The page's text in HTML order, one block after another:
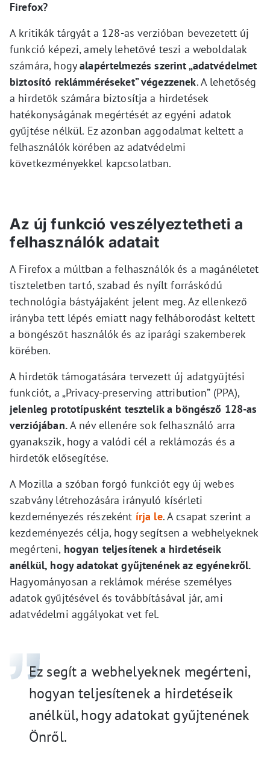
Firefox?
A kritikák tárgyát a 128-as verzióban bevezetett új
funkció képezi, amely lehetővé teszi a weboldalak
számára, hogyalapértelmezés szerint „adatvédelmet
biztosító reklámméréseket” végezzenek. A lehetőség
a hirdetők számára biztosítja a hirdetések
hatékonyságának megértését az egyéni adatok
gyűjtése nélkül. Ez azonban aggodalmat keltett a
felhasználók körében az adatvédelmi
következményekkel kapcsolatban.
Az új funkció veszélyeztetheti a
felhasználók adatait
A Firefox a múltban a felhasználók és a magánéletet
tiszteletben tartó, szabad és nyílt forráskódú
technológia bástyájaként jelent meg. Az ellenkező
irányba tett lépés emiatt nagy felháborodást keltett
a böngészőt használók és az iparági szakemberek
körében.
A hirdetők támogatására tervezett új adatgyűjtési
funkciót, a „Privacy-preserving attribution” (PPA),
jelenleg prototípusként tesztelik a böngésző 128-as
verziójában.A név ellenére sok felhasználó arra
gyanakszik, hogy a valódi cél a reklámozás és a
hirdetők elősegítése.
A Mozilla a szóban forgó funkciót egy új webes
szabvány létrehozására irányuló kísérleti
kezdeményezés részeként írja le. A csapat szerint a
kezdeményezés célja, hogy segítsen a webhelyeknek
megérteni, hogyan teljesítenek a hirdetéseik
anélkül, hogy adatokat gyűjtenének az egyénekről.
Hagyományosan a reklámok mérése személyes
adatok gyűjtésével és továbbításával jár, ami
adatvédelmi aggályokat vet fel.
Ez segít a webhelyeknek megérteni,
hogyan teljesítenek a hirdetéseik
anélkül, hogy adatokat gyűjtenének
Önről.